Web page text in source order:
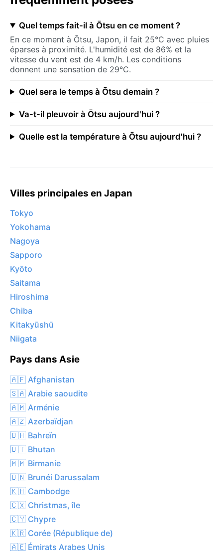
Quel temps fait-il à Ōtsu en ce moment ?
En ce moment à Ōtsu, Japon, il fait 25°C avec pluies
éparses à proximité. L'humidité est de 86% et la
vitesse du vent est de 4 km/h. Les conditions
donnent une sensation de 29°C.
Quel sera le temps à Ōtsu demain ?
Va-t-il pleuvoir à Ōtsu aujourd'hui ?
Quelle est la température à Ōtsu aujourd'hui ?
Villes principales en Japan
Tokyo
Yokohama
Nagoya
Sapporo
Kyōto
Saitama
Hiroshima
Chiba
Kitakyūshū
Niigata
Pays dans Asie
🇦🇫 Afghanistan
🇸🇦 Arabie saoudite
🇦🇲 Arménie
🇦🇿 Azerbaïdjan
🇧🇭 Bahreïn
🇧🇹 Bhutan
🇲🇲 Birmanie
🇧🇳 Brunéi Darussalam
🇰🇭 Cambodge
🇨🇽 Christmas, île
🇨🇾 Chypre
🇰🇷 Corée (République de)
🇦🇪 Émirats Arabes Unis